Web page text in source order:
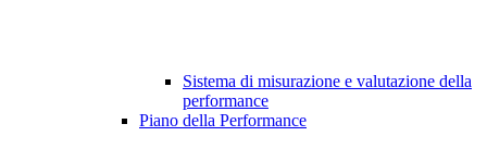
Sistema di misurazione e valutazione della
performance
Piano della Performance